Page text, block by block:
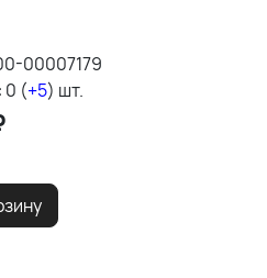
00007179
0 (+5) шт.